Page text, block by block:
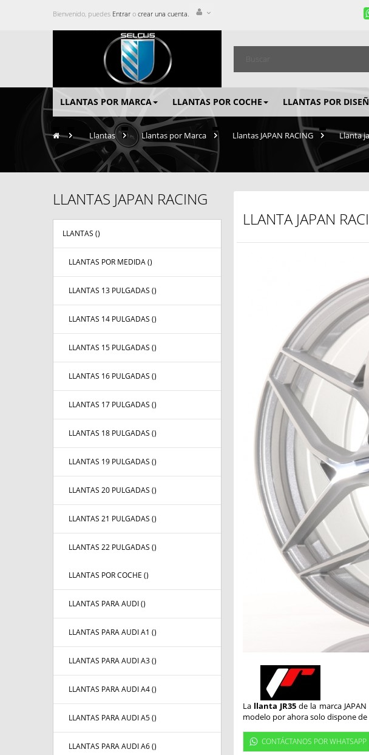
Bienvenido, puedes Entrar o crear una cuenta.
LLANTAS POR MARCA LLANTAS POR COCHE LLANTAS POR
> Llantas > Llantas por Marca Llantas JAPAN RACING > Llanta
LLANTAS JAPAN RACING
LLANTAS ()
LLANTAS POR MEDIDA ()
LLANTAS 13 PULGADAS ()
LLANTAS 14 PULGADAS ()
LLANTAS 15 PULGADAS ()
LLANTAS 16 PULGADAS ()
LLANTAS 17 PULGADAS ()
LLANTAS 18 PULGADAS ()
LLANTAS 19 PULGADAS ()
LLANTAS 20 PULGADAS ()
LLANTAS 21 PULGADAS ()
LLANTAS 22 PULGADAS ()
LLANTAS POR COCHE ()
LLANTAS PARA AUDI ()
LLANTAS PARA AUDI A1 ()
LLANTAS PARA AUDI A3 ()
LLANTAS PARA AUDI A4 ()
LLANTAS PARA AUDI A5 ()
LLANTAS PARA AUDI A6 ()
LLANTA JAPAN
La llanta JR35de la marca
modelo por ahora solo dispone
CONTÁCTANOS POR WHATSAPP